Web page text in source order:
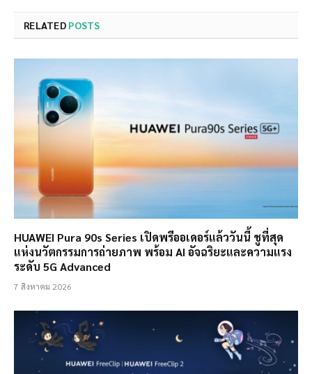
RELATED POSTS
HUAWEI Pura 90s Series เปิดพรีออเดอร์แล้ววันนี้ ชูที่สุด
แห่งนวัตกรรมการถ่ายภาพ พร้อม AI อัจฉริยะและความแรง
ระดับ 5G Advanced
7 สิงหาคม 2026